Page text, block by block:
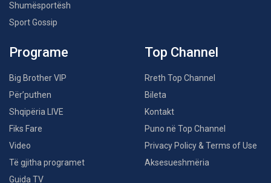
Shumësportësh
Sport Gossip
Programe
Big Brother VIP
Për’puthen
Shqipëria LIVE
Fiks Fare
Video
Të gjitha programet
Guida TV
Top Channel
Rreth Top Channel
Bileta
Kontakt
Puno në Top Channel
Privacy Policy & Terms of Use
Aksesueshmëria